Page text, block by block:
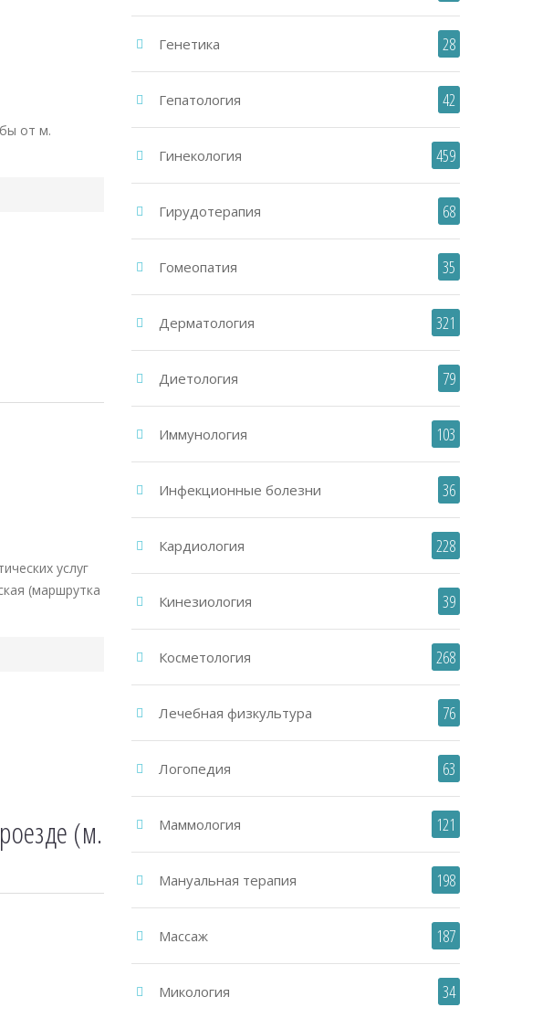
от м.
услуг
(маршрутка
(м.
Генетика 28
Гепатология 42
Гинекология 459
Гирудотерапия 68
Гомеопатия 35
Дерматология 321
Диетология 79
Иммунология 103
Инфекционные болезни 36
Кардиология 228
Кинезиология 39
Косметология 268
Лечебная физкультура 76
Логопедия 63
Маммология 121
Мануальная терапия 198
Массаж 187
Микология 34